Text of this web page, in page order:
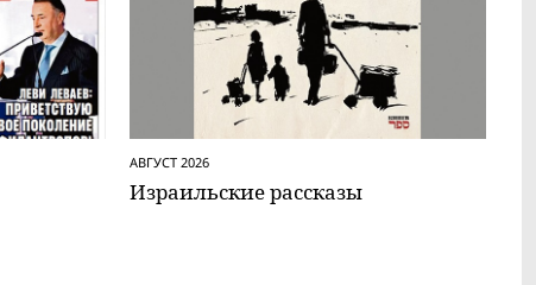
АВГУСТ 2026
Израильские рассказы